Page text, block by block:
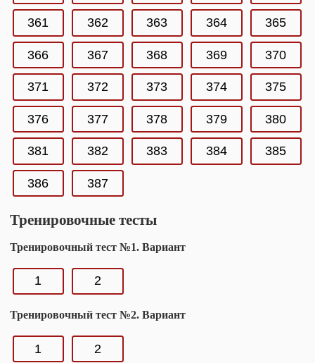
361 362 363 364 365
366 367 368 369 370
371 372 373 374 375
376 377 378 379 380
381 382 383 384 385
386 387
Тренировочные тесты
Тренировочный тест №1. Вариант
1 2
Тренировочный тест №2. Вариант
1 2